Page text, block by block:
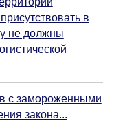
в
не должны
с замороженными
закона...